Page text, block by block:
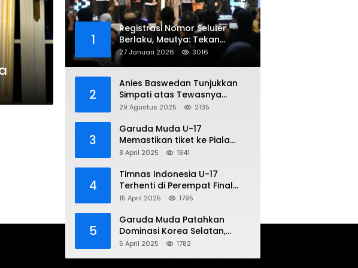
1
Registrasi Nomor Seluler
Berlaku, Meutya: Tekan
Penipuan Online
27 Januari 2026 3016
2
Anies Baswedan Tunjukkan
Simpati atas Tewasnya
Pengemudi Ojol dalam Aksi
29 Agustus 2025 2135
3
Garuda Muda U-17
Memastikan tiket ke Piala
Dunia Setelah Mencetak
Yaman 4-1 di Piala Asia 2025
8 April 2025 1941
4
Timnas Indonesia U-17
Terhenti di Perempat Final
Piala Asia 2025: Terkecoh
15 April 2025 1795
5
Garuda Muda Patahkan
Dominasi Korea Selatan,
Dalam Laga Pembuka Piala
5 April 2025 1782